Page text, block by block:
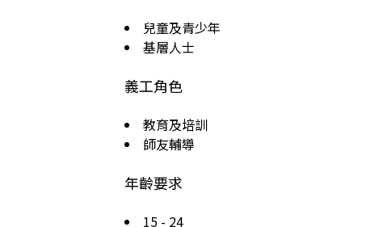
兒童及青少年
基層人士
義工角色
教育及培訓
師友輔導
年齡要求
15 - 24